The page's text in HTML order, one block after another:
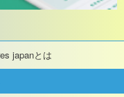
japanとは